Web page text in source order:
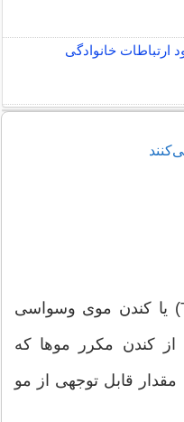
ارتباطات خانوادگی
تریکوتیلومانیا (Trichotillomania) یا کندن موی وسواسی
کندن مکرر موها که
قابل توجهی از مو